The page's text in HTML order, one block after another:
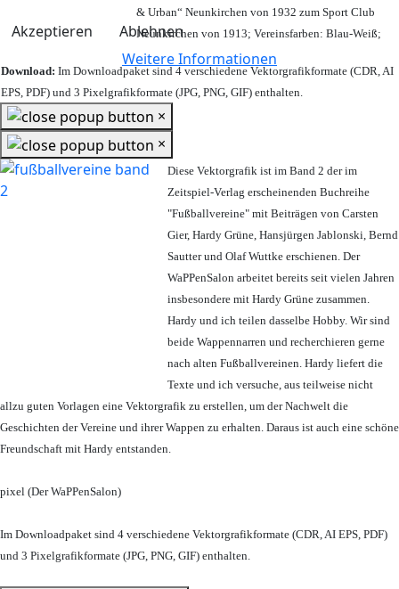
Akzeptieren
Ablehnen
Weitere Informationen
& Urban“ Neunkirchen von 1932 zum Sport Club
Neunkirchen von 1913; Vereinsfarben: Blau-Weiß;
Download: Im Downloadpaket sind 4 verschiedene Vektorgrafikformate (CDR, AI
EPS, PDF) und 3 Pixelgrafikformate (JPG, PNG, GIF) enthalten.
×
×
Diese Vektorgrafik ist im Band 2 der im
Zeitspiel-Verlag erscheinenden Buchreihe
"Fußballvereine" mit Beiträgen von Carsten
Gier, Hardy Grüne, Hansjürgen Jablonski, Bernd
Sautter und Olaf Wuttke erschienen. Der
WaPPenSalon arbeitet bereits seit vielen Jahren
insbesondere mit Hardy Grüne zusammen.
Hardy und ich teilen dasselbe Hobby. Wir sind
beide Wappennarren und recherchieren gerne
nach alten Fußballvereinen. Hardy liefert die
Texte und ich versuche, aus teilweise nicht
allzu guten Vorlagen eine Vektorgrafik zu erstellen, um der Nachwelt die
Geschichten der Vereine und ihrer Wappen zu erhalten. Daraus ist auch eine schöne
Freundschaft mit Hardy entstanden.
pixel (Der WaPPenSalon)
Im Downloadpaket sind 4 verschiedene Vektorgrafikformate (CDR, AI EPS, PDF)
und 3 Pixelgrafikformate (JPG, PNG, GIF) enthalten.